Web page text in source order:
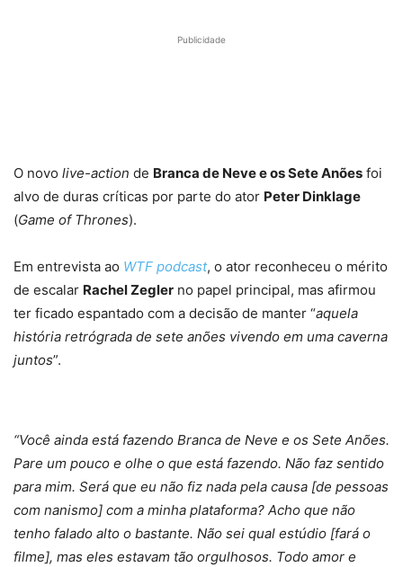
Publicidade
O novo live-action de Branca de Neve e os Sete Anões foi
alvo de duras críticas por parte do ator Peter Dinklage
(Game of Thrones).
Em entrevista ao WTF podcast, o ator reconheceu o mérito
de escalar Rachel Zegler no papel principal, mas afirmou
ter ficado espantado com a decisão de manter “aquela
história retrógrada de sete anões vivendo em uma caverna
juntos”.
“Você ainda está fazendo Branca de Neve e os Sete Anões.
Pare um pouco e olhe o que está fazendo. Não faz sentido
para mim. Será que eu não fiz nada pela causa [de pessoas
com nanismo] com a minha plataforma? Acho que não
tenho falado alto o bastante. Não sei qual estúdio [fará o
filme], mas eles estavam tão orgulhosos. Todo amor e